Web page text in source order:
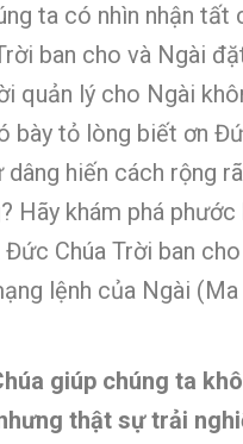
ta có nhìn nhận tất
ban cho và Ngài
quản lý cho Ngài
bày tỏ lòng biết ơn
dâng hiến cách rộng
Hãy khám phá phước
Đức Chúa Trời ban
lệnh của Ngài
giúp chúng ta
thật sự trải